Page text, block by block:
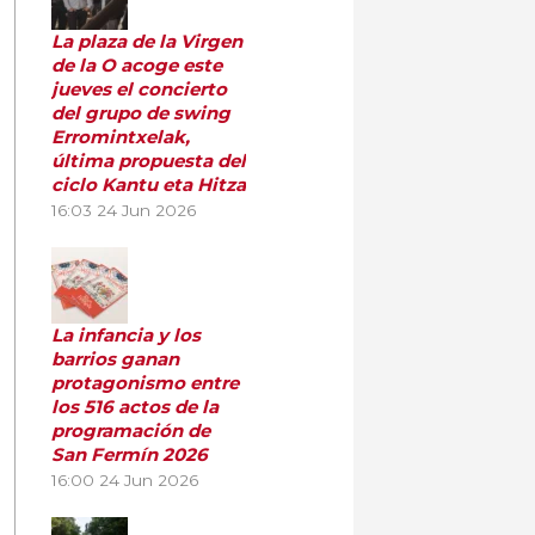
La plaza de la Virgen
de la O acoge este
jueves el concierto
del grupo de swing
Erromintxelak,
última propuesta del
ciclo Kantu eta Hitza
16:03 24 Jun 2026
La infancia y los
barrios ganan
protagonismo entre
los 516 actos de la
programación de
San Fermín 2026
16:00 24 Jun 2026